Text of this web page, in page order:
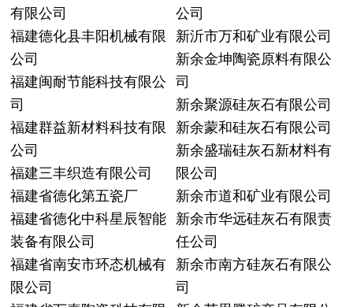
有限公司
福建德化县丰阳机械有限
公司
福建闽耐节能科技有限公
司
福建群益新材料科技有限
公司
福建三丰织造有限公司
福建省德化第五瓷厂
福建省德化中科星辰智能
装备有限公司
福建省南安市环态机械有
限公司
公司
新沂市万和矿业有限公司
新余金坤陶瓷原料有限公
司
新余聚源硅灰石有限公司
新余蒙和硅灰石有限公司
新余盛瑞硅灰石新材料有
限公司
新余市道和矿业有限公司
新余市华远硅灰石有限责
任公司
新余市南方硅灰石有限公
司